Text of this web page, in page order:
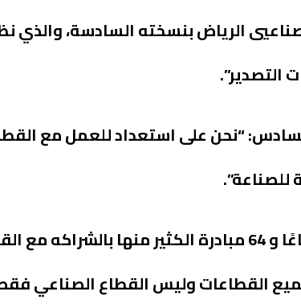
الرياض بنسخته السادسة، والذي
التصدير”.
“نحن على استعداد للعمل مع
للصناعة”.
وأضاف: “حددنا في الاستراتيجية الوطنية للصناعة 12 قطاعًا و 64
القطاعات وليس القطاع الصناعي